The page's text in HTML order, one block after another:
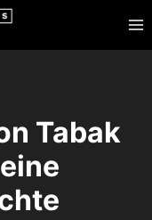
Tabak